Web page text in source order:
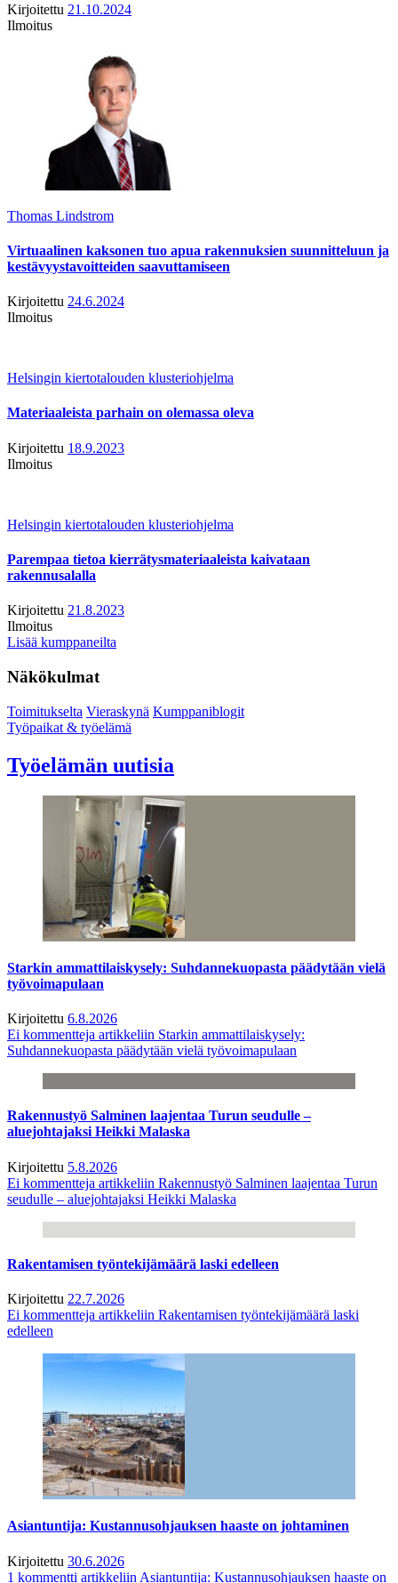
Kirjoitettu 21.10.2024
Ilmoitus
Thomas Lindstrom
Virtuaalinen kaksonen tuo apua rakennuksien suunnitteluun ja
kestävyystavoitteiden saavuttamiseen
Kirjoitettu 24.6.2024
Ilmoitus
Helsingin kiertotalouden klusteriohjelma
Materiaaleista parhain on olemassa oleva
Kirjoitettu 18.9.2023
Ilmoitus
Helsingin kiertotalouden klusteriohjelma
Parempaa tietoa kierrätysmateriaaleista kaivataan
rakennusalalla
Kirjoitettu 21.8.2023
Ilmoitus
Lisää kumppaneilta
Näkökulmat
Toimitukselta Vieraskynä Kumppaniblogit
Työpaikat & työelämä
Työelämän uutisia
Starkin ammattilaiskysely: Suhdannekuopasta päädytään vielä
työvoimapulaan
Kirjoitettu 6.8.2026
Ei kommentteja artikkeliin Starkin ammattilaiskysely:
Suhdannekuopasta päädytään vielä työvoimapulaan
Rakennustyö Salminen laajentaa Turun seudulle –
aluejohtajaksi Heikki Malaska
Kirjoitettu 5.8.2026
Ei kommentteja artikkeliin Rakennustyö Salminen laajentaa Turun
seudulle – aluejohtajaksi Heikki Malaska
Rakentamisen työntekijämäärä laski edelleen
Kirjoitettu 22.7.2026
Ei kommentteja artikkeliin Rakentamisen työntekijämäärä laski
edelleen
Asiantuntija: Kustannusohjauksen haaste on johtaminen
Kirjoitettu 30.6.2026
1 kommentti artikkeliin Asiantuntija: Kustannusohjauksen haaste on